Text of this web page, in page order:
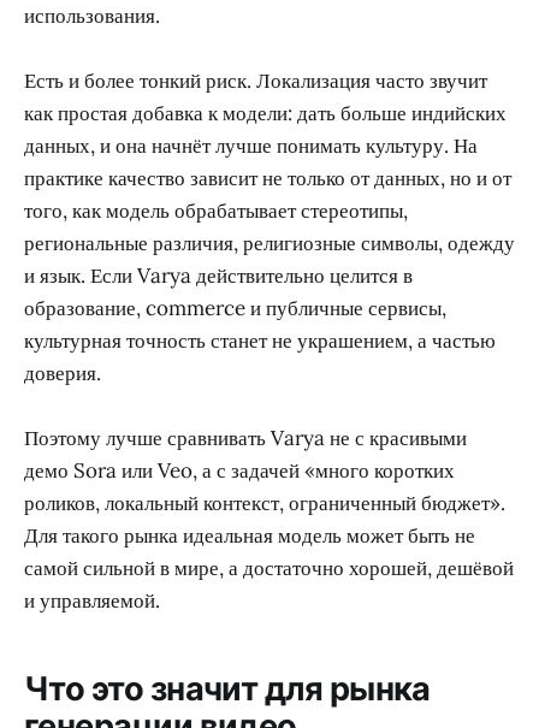
использования.
Есть и более тонкий риск. Локализация часто звучит
как простая добавка к модели: дать больше индийских
данных, и она начнёт лучше понимать культуру. На
практике качество зависит не только от данных, но и от
того, как модель обрабатывает стереотипы,
региональные различия, религиозные символы, одежду
и язык. Если Varya действительно целится в
образование, commerce и публичные сервисы,
культурная точность станет не украшением, а частью
доверия.
Поэтому лучше сравнивать Varya не с красивыми
демо Sora или Veo, а с задачей «много коротких
роликов, локальный контекст, ограниченный бюджет».
Для такого рынка идеальная модель может быть не
самой сильной в мире, а достаточно хорошей, дешёвой
и управляемой.
Что это значит для рынка